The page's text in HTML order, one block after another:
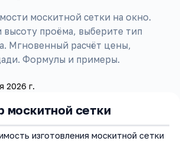
москитной сетки на окно.
проёма, выберите тип
Мгновенный расчёт цены,
Формулы и примеры.
2026 г.
москитной сетки
изготовления москитной сетки